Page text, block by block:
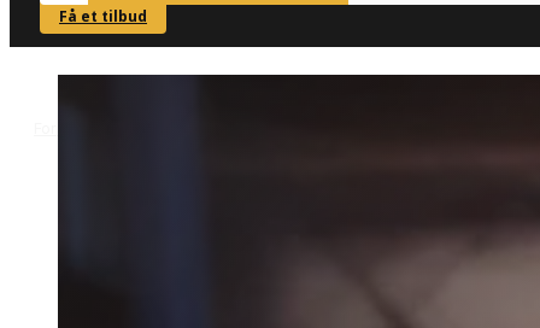
SE OVERSIGT
Få et tilbud
Musebekæmpelse i
Effektiv musebekæmpelse i Lemvig